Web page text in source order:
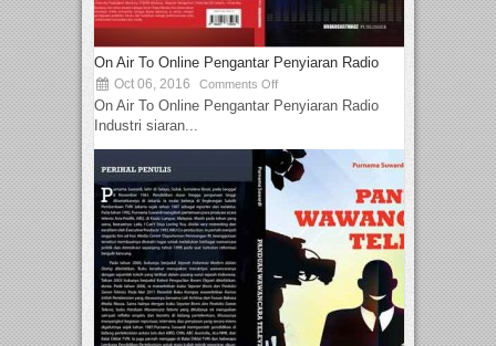
On Air To Online Pengantar Penyiaran Radio
Oct 06, 2016 Comments Off
On Air To Online Pengantar Penyiaran Radio
Industri siaran...